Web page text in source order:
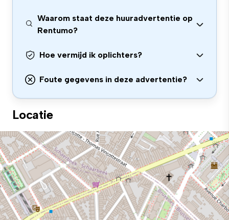
Waarom staat deze huuradvertentie op
Rentumo?
Hoe vermijd ik oplichters?
Foute gegevens in deze advertentie?
Locatie